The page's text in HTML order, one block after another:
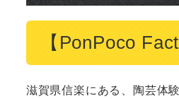
【PonPoco
滋賀県信楽にある、陶芸体